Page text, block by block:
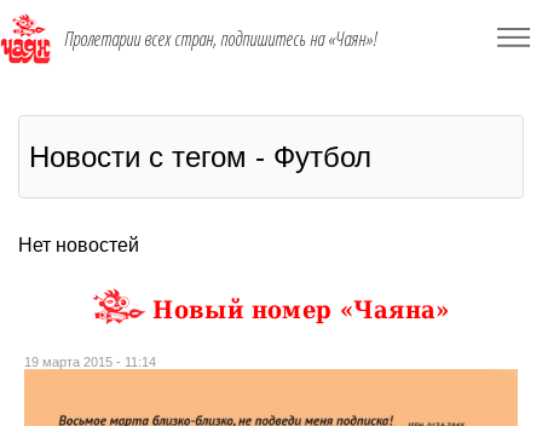
Пролетарии всех стран, подпишитесь на «Чаян»!
Новости с тегом - Футбол
Нет новостей
Новый номер «Чаяна»
19 марта 2015 - 11:14